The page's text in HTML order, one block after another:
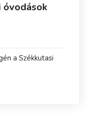
óvodások
a Székkutasi